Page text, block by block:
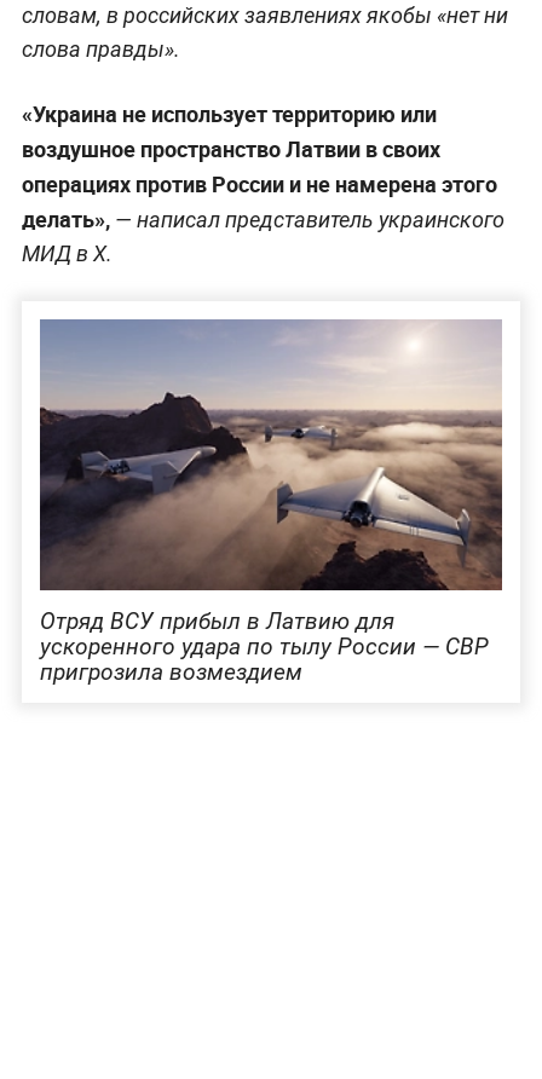
словам, в российских заявлениях якобы «нет ни
слова правды».
«Украина не использует территорию или
воздушное пространство Латвии в своих
операциях против России и не намерена этого
делать»,— написал представитель украинского
МИД в X.
Отряд ВСУ прибыл в Латвию для
ускоренного удара по тылу России — СВР
пригрозила возмездием